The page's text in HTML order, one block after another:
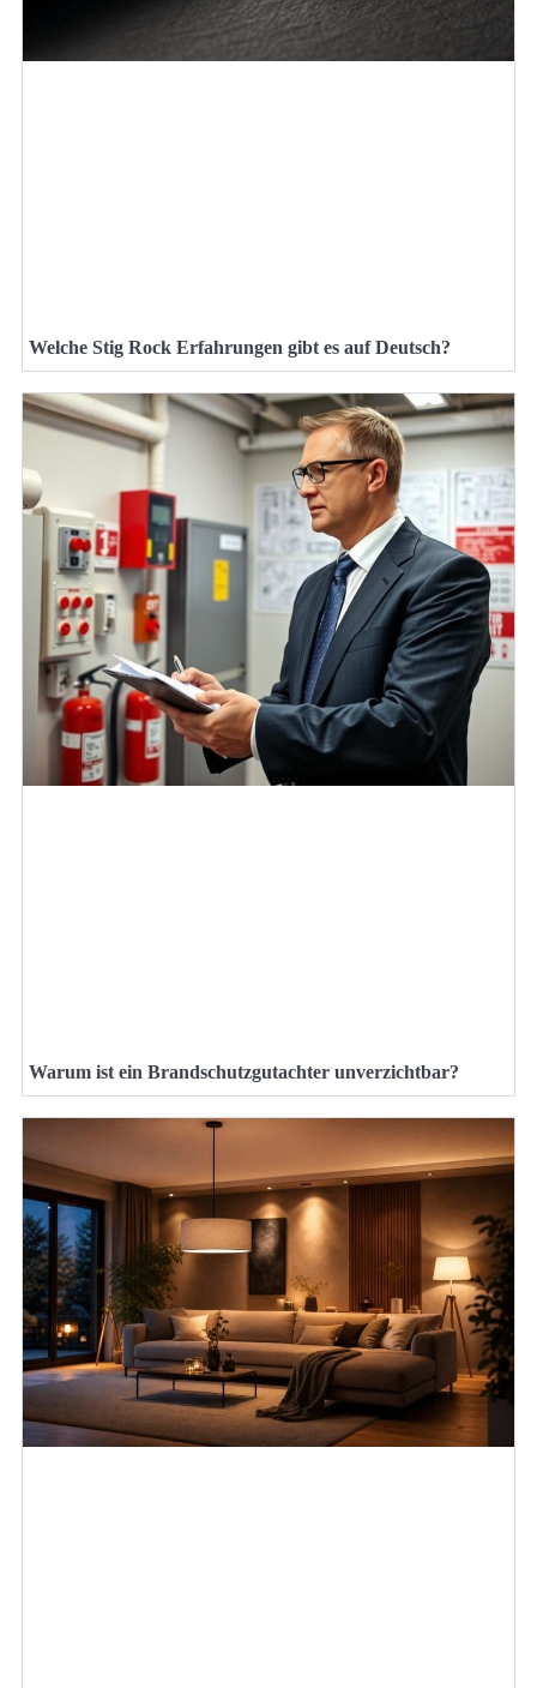
Welche Stig Rock Erfahrungen gibt es auf Deutsch?
Warum ist ein Brandschutzgutachter unverzichtbar?